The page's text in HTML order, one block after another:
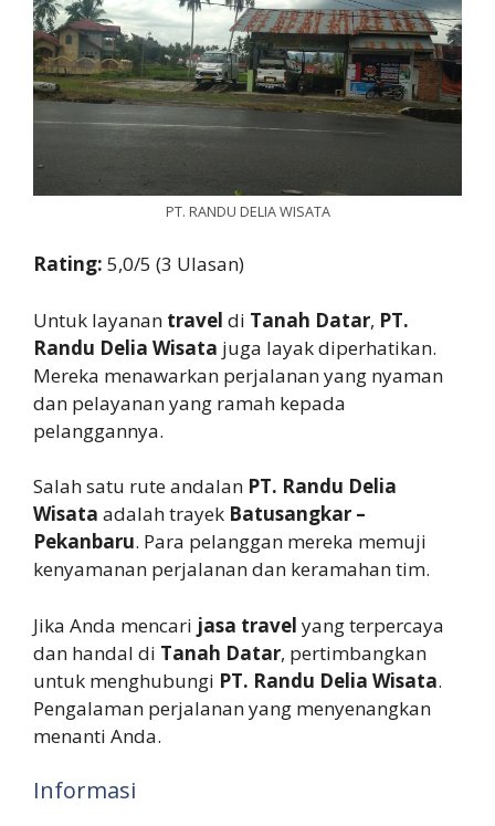
PT. RANDU DELIA WISATA
Rating: 5,0/5 (3 Ulasan)
Untuk layanan travel di Tanah Datar, PT.
Randu Delia Wisata juga layak diperhatikan.
Mereka menawarkan perjalanan yang nyaman
dan pelayanan yang ramah kepada
pelanggannya.
Salah satu rute andalan PT. Randu Delia
Wisata adalah trayek Batusangkar –
Pekanbaru. Para pelanggan mereka memuji
kenyamanan perjalanan dan keramahan tim.
Jika Anda mencari jasa travel yang terpercaya
dan handal di Tanah Datar, pertimbangkan
untuk menghubungi PT. Randu Delia Wisata.
Pengalaman perjalanan yang menyenangkan
menanti Anda.
Informasi